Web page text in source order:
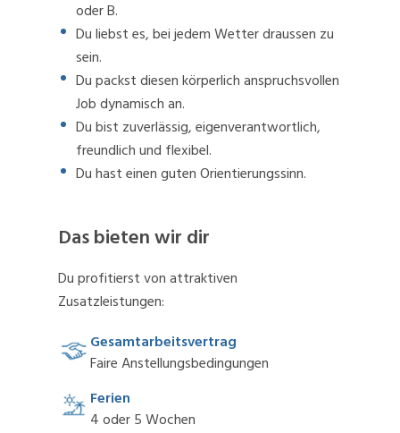
oder B.
Du liebst es, bei jedem Wetter draussen zu
sein.
Du packst diesen körperlich anspruchsvollen
Job dynamisch an.
Du bist zuverlässig, eigenverantwortlich,
freundlich und flexibel.
Du hast einen guten Orientierungssinn.
Das bieten wir dir
Du profitierst von attraktiven
Zusatzleistungen:
Gesamtarbeitsvertrag
Faire Anstellungsbedingungen
Ferien
4 oder 5 Wochen